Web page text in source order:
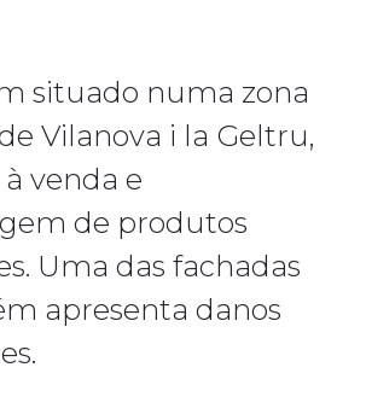
situado numa zona
Vilanova i la Geltru,
venda e
de produtos
Uma das fachadas
apresenta danos